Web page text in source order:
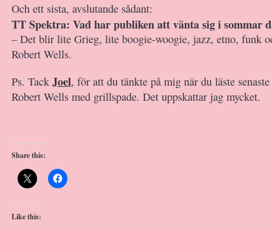
Och ett sista, avslutande sådant:
TT Spektra: Vad har publiken att vänta sig i sommar
– Det blir lite Grieg, lite boogie-woogie, jazz, etno, funk
Robert Wells.
Ps. Tack Joel, för att du tänkte på mig när du läste
Robert Wells med grillspade. Det uppskattar jag mycket.
Share this:
Like this: